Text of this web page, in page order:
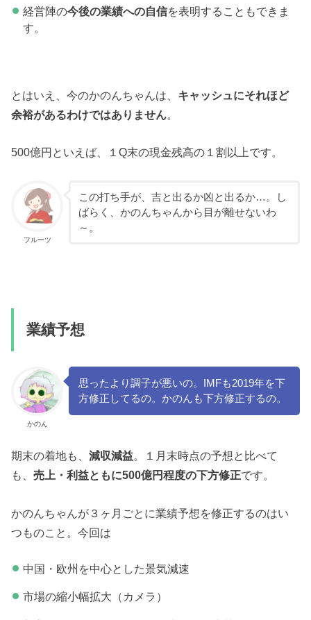
経営陣の今後の業績への自信を表明することもできま
す。
とはいえ、今のかのんちゃんは、 キャッシュにそれほど
余裕があるわけではありません。
500億円といえば、１Q末の現金残高の１割以上です。
フルーツ
この打ち手が、吉と出るか凶と出るか…。し
ばらく、かのんちゃんから目が離せないわ
～。
業績予想
かのん
思ったより調子が悪いの。IMFも2019年を下
方修正してるの。かのんも下方修正するの。
期末の着地も、減収減益。１月末時点の予想と比べて
も、売上・利益ともに500億円程度の下方修正です。
かのんちゃんが３ヶ月ごとに業績予想を修正するのはい
つものこと。今回は
中国・欧州を中心とした景気減速
市場の縮小幅拡大（カメラ）